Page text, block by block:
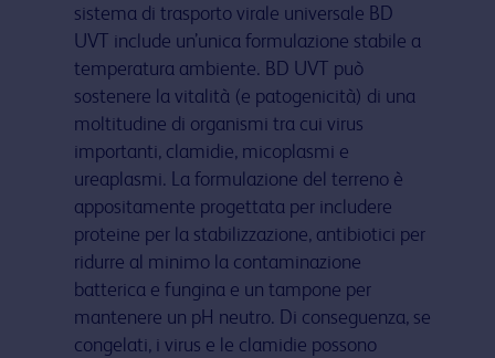
sistema di trasporto virale universale BD
UVT include un’unica formulazione stabile a
temperatura ambiente. BD UVT può
sostenere la vitalità (e patogenicità) di una
moltitudine di organismi tra cui virus
importanti, clamidie, micoplasmi e
ureaplasmi. La formulazione del terreno è
appositamente progettata per includere
proteine per la stabilizzazione, antibiotici per
ridurre al minimo la contaminazione
batterica e fungina e un tampone per
mantenere un pH neutro. Di conseguenza, se
congelati, i virus e le clamidie possono